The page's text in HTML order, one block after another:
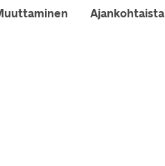
Ajankohtaista